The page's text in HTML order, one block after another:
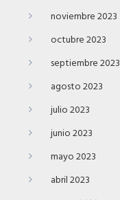
noviembre 2023
octubre 2023
septiembre 2023
agosto 2023
julio 2023
junio 2023
mayo 2023
abril 2023